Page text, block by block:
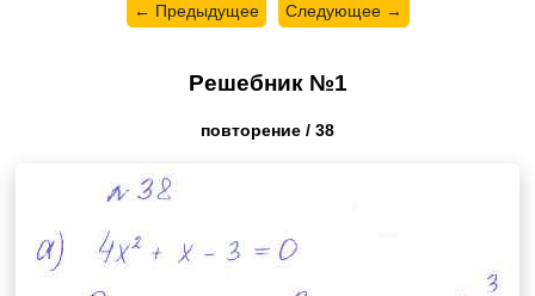
← Предыдущее Следующее →
Решебник №1
повторение / 38